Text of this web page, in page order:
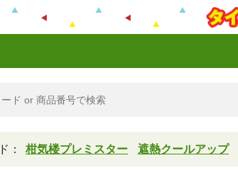
： 柑気楼プレミスター 遮熱クールアップ